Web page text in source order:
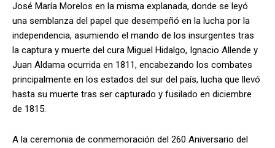
José María Morelos en la misma explanada, donde se leyó
una semblanza del papel que desempeñó en la lucha por la
independencia, asumiendo el mando de los insurgentes tras
la captura y muerte del cura Miguel Hidalgo, Ignacio Allende y
Juan Aldama ocurrida en 1811, encabezando los combates
principalmente en los estados del sur del país, lucha que llevó
hasta su muerte tras ser capturado y fusilado en diciembre
de 1815.
A la ceremonia de conmemoración del 260 Aniversario del